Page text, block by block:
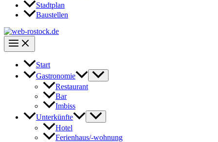
Stadtplan
Baustellen
Start
Gastronomie
Restaurant
Bar
Imbiss
Unterkünfte
Hotel
Ferienhaus/-wohnung